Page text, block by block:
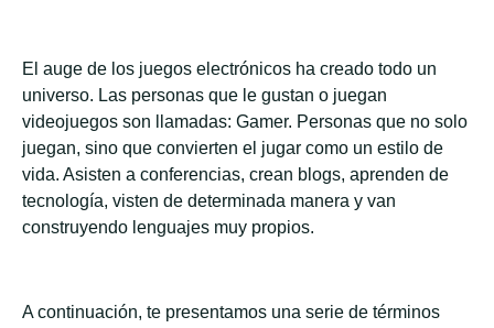
El auge de los juegos electrónicos ha creado todo un
universo. Las personas que le gustan o juegan
videojuegos son llamadas: Gamer. Personas que no solo
juegan, sino que convierten el jugar como un estilo de
vida. Asisten a conferencias, crean blogs, aprenden de
tecnología, visten de determinada manera y van
construyendo lenguajes muy propios.
A continuación, te presentamos una serie de términos